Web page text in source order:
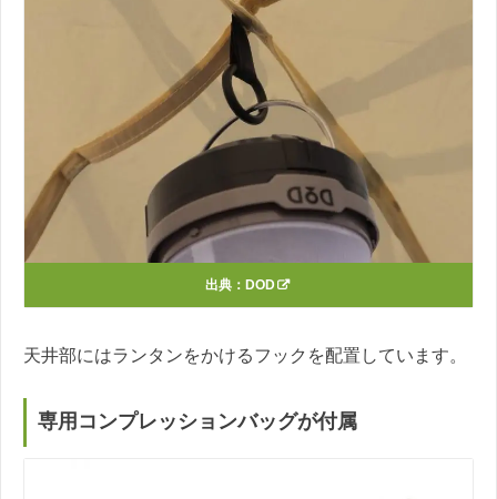
出典： DOD
天井部にはランタンをかけるフックを配置しています。
専用コンプレッションバッグが付属